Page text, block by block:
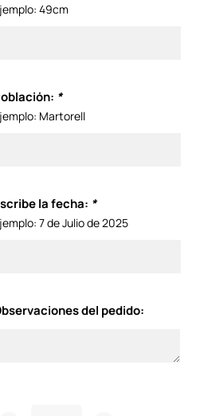
49cm
*
Martorell
la fecha: *
7 de Julio de 2025
del pedido: